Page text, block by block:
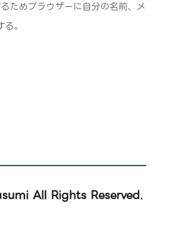
ためブラウザーに自分の名前、メ
。
All Rights Reserved.